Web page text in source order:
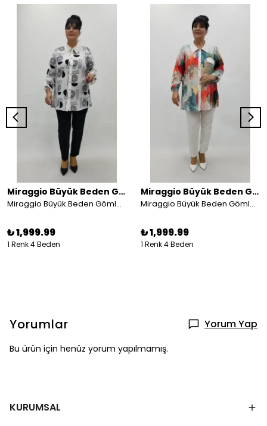
Miraggio Büyük Beden Gömlek
Miraggio Büyük Beden Gömlek 4558
₺ 1,999.99
1 Renk 4 Beden
Miraggio Büyük Beden Gömlek
Miraggio Büyük Beden Gömlek 4555
₺ 1,999.99
1 Renk 4 Beden
Yorumlar Yorum Yap
Bu ürün için henüz yorum yapılmamış.
KURUMSAL